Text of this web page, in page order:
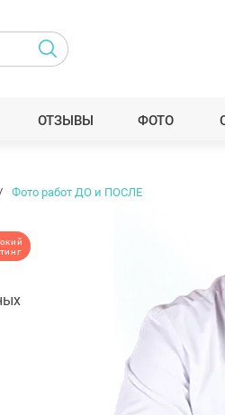
ОТЗЫВЫ ФОТО
Фото работ ДО и ПОСЛЕ